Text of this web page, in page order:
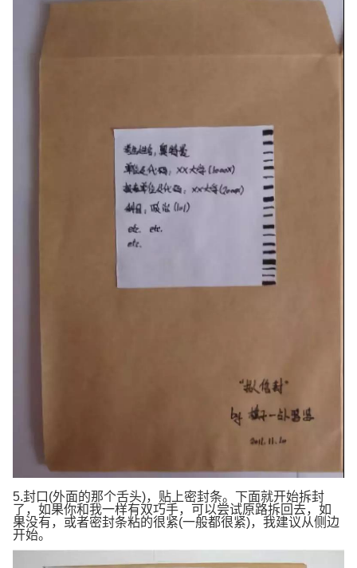
5.封口(外面的那个舌头)，贴上密封条。下面就开始拆封
了，如果你和我一样有双巧手，可以尝试原路拆回去，如
果没有，或者密封条粘的很紧(一般都很紧)，我建议从侧边
开始。